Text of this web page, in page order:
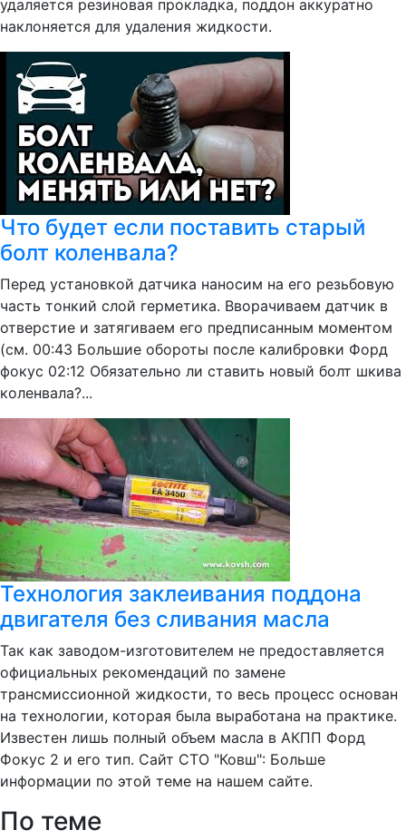
удаляется резиновая прокладка, поддон аккуратно
наклоняется для удаления жидкости.
Что будет если поставить старый
болт коленвала?
Перед установкой датчика наносим на его резьбовую
часть тонкий слой герметика. Вворачиваем датчик в
отверстие и затягиваем его предписанным моментом
(см. 00:43 Большие обороты после калибровки Форд
фокус 02:12 Обязательно ли ставить новый болт шкива
коленвала?...
Технология заклеивания поддона
двигателя без сливания масла
Так как заводом-изготовителем не предоставляется
официальных рекомендаций по замене
трансмиссионной жидкости, то весь процесс основан
на технологии, которая была выработана на практике.
Известен лишь полный объем масла в АКПП Форд
Фокус 2 и его тип. Сайт СТО "Ковш": Больше
информации по этой теме на нашем сайте.
По теме